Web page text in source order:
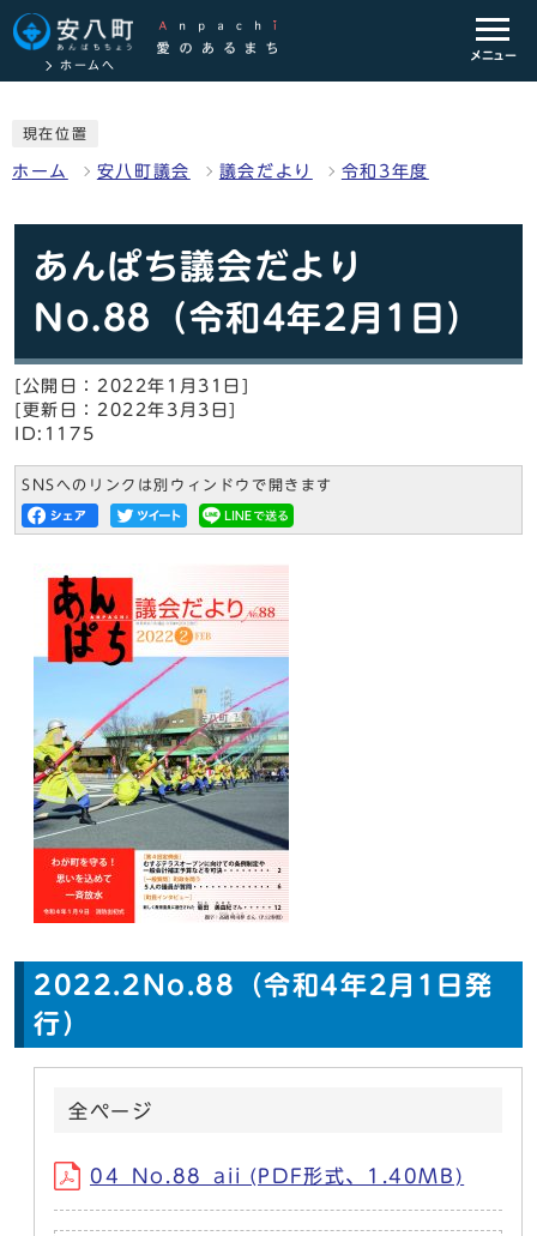
ホームへ
メニュー
現在位置
ホーム 安八町議会 議会だより 令和3年度
あんぱち議会だより
No.88（令和4年2月1日）
[公開日：2022年1月31日]
[更新日：2022年3月3日]
ID:1175
SNSへのリンクは別ウィンドウで開きます
2022.2No.88（令和4年2月1日発
行）
全ページ
04_No.88_aii (PDF形式、1.40MB)